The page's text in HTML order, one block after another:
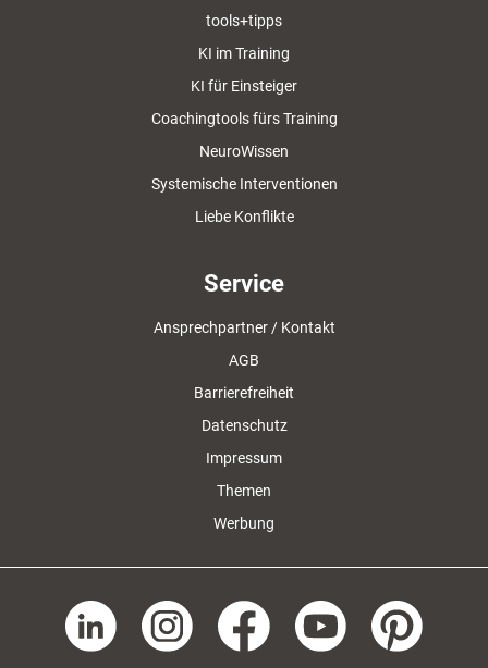
tools+tipps
KI im Training
KI für Einsteiger
Coachingtools fürs Training
NeuroWissen
Systemische Interventionen
Liebe Konflikte
Service
Ansprechpartner / Kontakt
AGB
Barrierefreiheit
Datenschutz
Impressum
Themen
Werbung